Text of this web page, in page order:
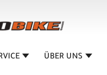
ÜBER UNS